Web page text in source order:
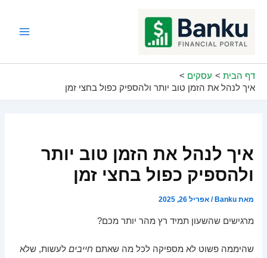
דף הבית
עסקים
איך לנהל את הזמן טוב יותר ולהספיק כפול בחצי זמן
איך לנהל את הזמן טוב יותר
ולהספיק כפול בחצי זמן
מאתBanku
/אפריל 26, 2025
מרגישים שהשעון תמיד רץ מהר יותר מכם?
שהיממה פשוט לא מספיקה לכל מה שאתם חייבים לעשות, שלא